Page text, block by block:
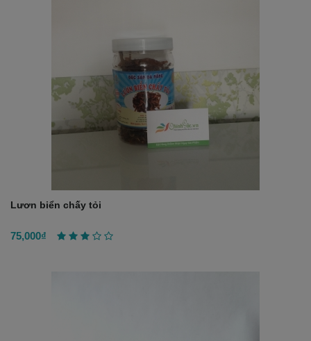
Lươn biển chấy tỏi
75,000₫